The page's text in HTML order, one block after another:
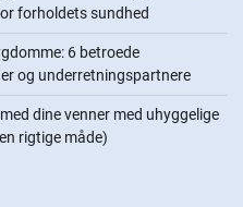
forholdets sundhed
6 betroede
og underretningspartnere
dine venner med uhyggelige
rigtige måde)